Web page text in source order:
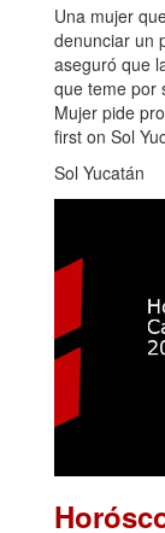
Una mujer
denunciar un
aseguró que
que teme por
Mujer pide
first on Sol
Sol Yucatán